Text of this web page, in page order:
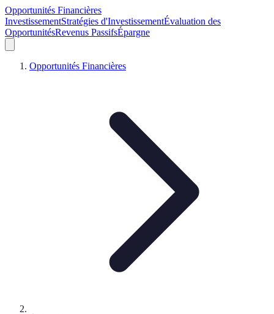
Opportunités Financières
InvestissementStratégies d'InvestissementÉvaluation des
OpportunitésRevenus PassifsÉpargne
Opportunités Financières